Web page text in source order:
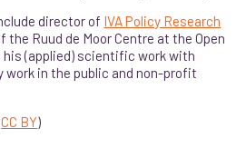
director of IVA Policy Research
Ruud de Moor Centre at the Open
his (applied) scientific work with
work in the public and non-profit
CC BY)